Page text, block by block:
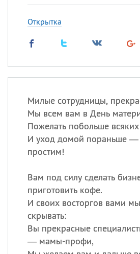
Открытка
Милые сотрудницы,
Мы всем вам в День
Пожелать побольше
И уход домой пораньше —
простим!
Вам под силу сделать
приготовить кофе.
И своих восторгов вами
скрывать:
Вы прекрасные
— мамы-профи,